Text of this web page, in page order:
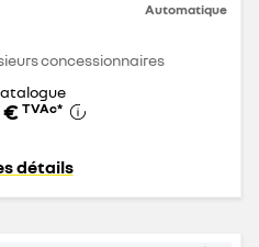
Automatique
concessionnaires
€ TVAc*
détails